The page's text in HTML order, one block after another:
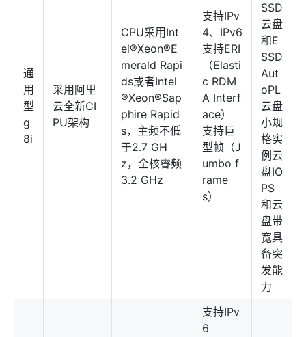
通
用
型
g
8i
采用阿里
云全新CI
PU架构
CPU采用Int
el®Xeon®E
merald Rapi
ds或者Intel
®Xeon®Sap
phire Rapid
s，主频不低
于2.7 GH
z，全核睿频
3.2 GHz
支持IPv
4、IPv6
支持ERI
（Elasti
c RDM
A Interf
ace）
支持巨
型帧（J
umbo f
rame
s）
SSD
云盘
和E
SSD
Aut
oPL
云盘
小规
格实
例云
盘IO
PS
和云
盘带
宽具
备突
发能
力
支持IPv
6